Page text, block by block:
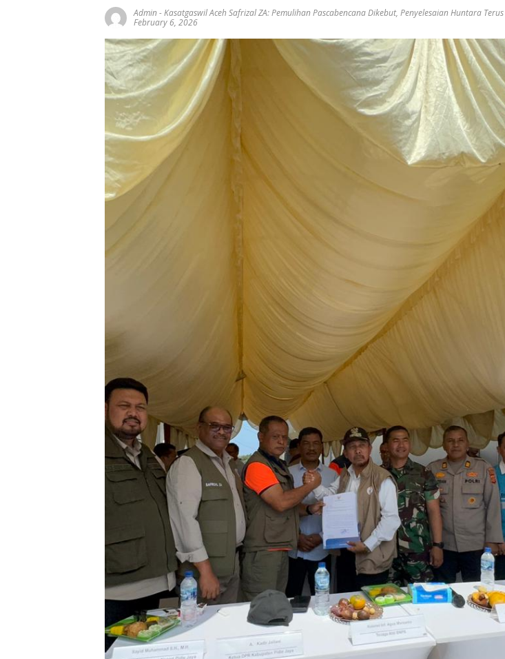
Admin-Kasatgaswil Aceh Safrizal ZA: Pemulihan Pascabencana Dikebut, Penyelesaian Huntara
February 6, 2026